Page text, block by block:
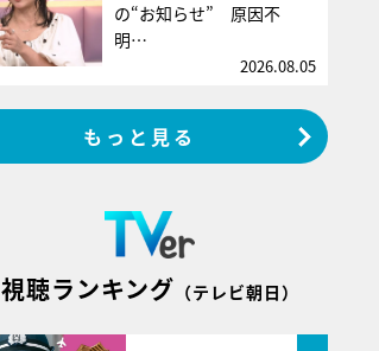
の“お知らせ” 原因不
明…
2026.08.05
もっと見る
視聴ランキング （テレビ朝日）